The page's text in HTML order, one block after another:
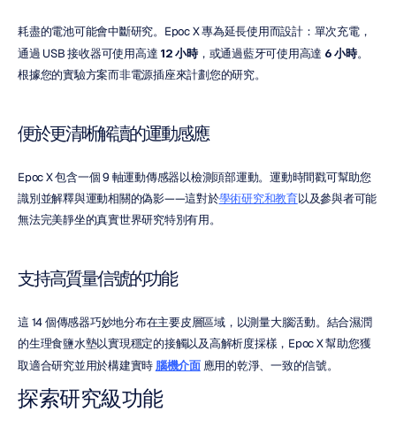
耗盡的電池可能會中斷研究。Epoc X 專為延長使用而設計：單次充電，
通過 USB 接收器可使用高達 12 小時，或通過藍牙可使用高達 6 小時。
根據您的實驗方案而非電源插座來計劃您的研究。
便於更清晰解讀的運動感應
Epoc X 包含一個 9 軸運動傳感器以檢測頭部運動。運動時間戳可幫助您
識別並解釋與運動相關的偽影——這對於學術研究和教育以及參與者可能
無法完美靜坐的真實世界研究特別有用。
支持高質量信號的功能
這 14 個傳感器巧妙地分布在主要皮層區域，以測量大腦活動。結合濕潤
的生理食鹽水墊以實現穩定的接觸以及高解析度採樣，Epoc X 幫助您獲
取適合研究並用於構建實時 腦機介面 應用的乾淨、一致的信號。
探索研究級功能